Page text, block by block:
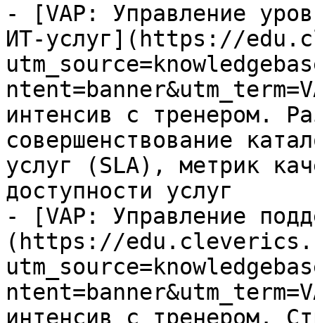
- [VAP: Управление
ИТ-услуг](https://
интенсив с тренером.
совершенствование
услуг (SLA), метрик
доступности услуг
- [VAP: Управление
(https://
интенсив с тренером.